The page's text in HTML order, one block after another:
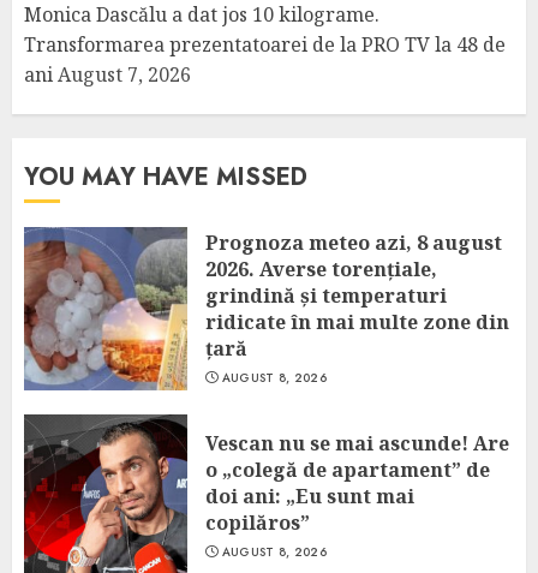
Monica Dascălu a dat jos 10 kilograme.
Transformarea prezentatoarei de la PRO TV la 48 de
aniAugust 7, 2026
YOU MAY HAVE MISSED
Prognoza meteo azi, 8 august
2026. Averse torențiale,
grindină și temperaturi
ridicate în mai multe zone din
țară
AUGUST 8, 2026
Vescan nu se mai ascunde! Are
o „colegă de apartament” de
doi ani: „Eu sunt mai
copilăros”
AUGUST 8, 2026